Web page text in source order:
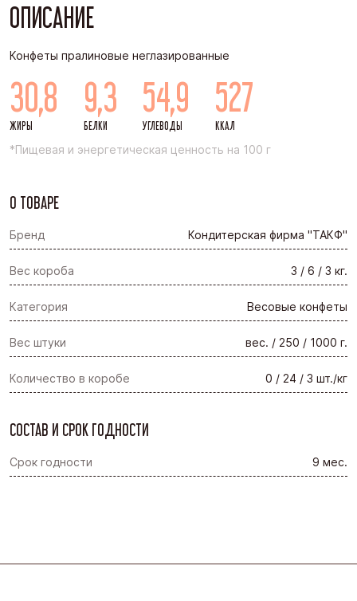
ОПИСАНИЕ
Конфеты пралиновые неглазированные
30,8
ЖИРЫ
9,3
БЕЛКИ
54,9
УГЛЕВОДЫ
527
ККАЛ
*Пищевая и энергетическая ценность на 100 г
О ТОВАРЕ
Бренд Кондитерская фирма "ТАКФ"
Вес короба 3 / 6 / 3 кг.
Категория Весовые конфеты
Вес штуки вес. / 250 / 1000 г.
Количество в коробе 0 / 24 / 3 шт./кг
СОСТАВ И СРОК ГОДНОСТИ
Срок годности 9 мес.